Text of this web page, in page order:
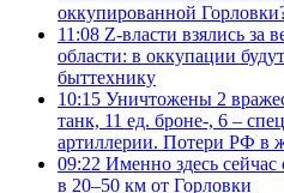
оккупированной
11:08 Z-власти взялись за
области: в оккупации
быттехнику
10:15 Уничтожены 2
танк, 11 ед. броне-, 6 –
артиллерии. Потери РФ в
09:22 Именно здесь
в 20–50 км от Горловки